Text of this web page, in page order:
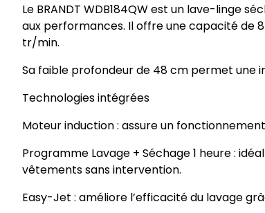
Le BRANDT WDB184QW est un lave-linge
aux performances. Il offre une capacité de
tr/min.
Sa faible profondeur de 48 cm permet une
Technologies intégrées
Moteur induction : assure un
Programme Lavage + Séchage 1 heure :
vêtements sans intervention.
Easy-Jet : améliore l’efficacité du lavage